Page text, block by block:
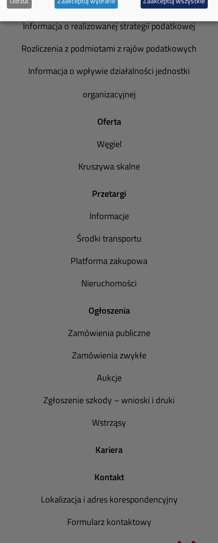
Galeria zdjęć
Informacja o realizowanej strategii podatkowej
Rozliczenia z podmiotami z rajów podatkowych
Informacja o wpływie działalności jednostki
organizacyjnej
Oferta
Węgiel
Kruszywa skalne
Przetargi
Informacje
Środki transportu
Platforma zakupowa
Nieruchomości
Ogłoszenia
Zamówienia publiczne
Zamówienia zwykłe
Aukcje
Zgłoszenie szkody – wnioski i druki
Wstrząsy
Kariera
Kontakt
Lokalizacja i adres korespondencyjny
Formularz kontaktowy